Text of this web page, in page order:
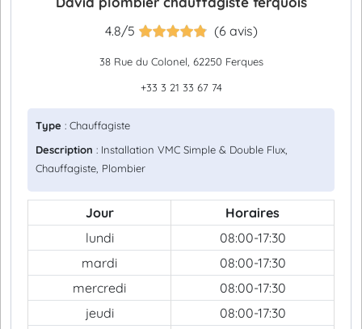
4.8/5 (6 avis)
38 Rue du Colonel, 62250 Ferques
+33 3 21 33 67 74
Type : Chauffagiste
Description : Installation VMC Simple & Double Flux,
Chauffagiste, Plombier
Jour
Horaires
lundi
08:00-17:30
mardi
08:00-17:30
mercredi
08:00-17:30
jeudi
08:00-17:30